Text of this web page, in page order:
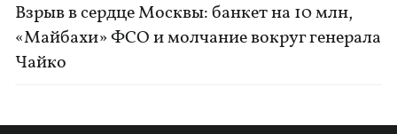
Взрыв в сердце Москвы: банкет на 10 млн,
«Майбахи» ФСО и молчание вокруг генерала
Чайко